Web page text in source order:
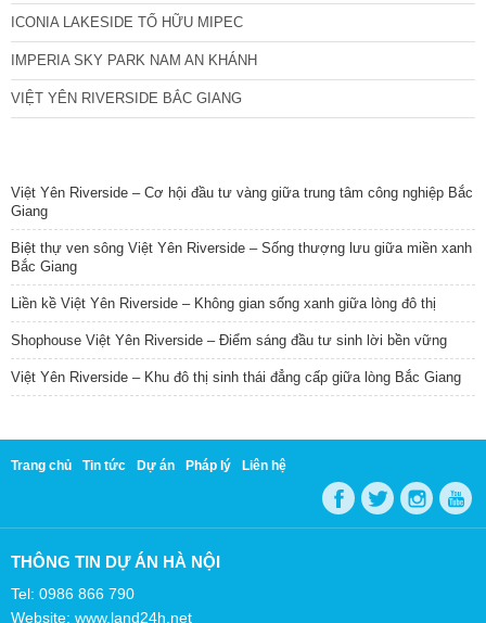
ICONIA LAKESIDE TỐ HỮU MIPEC
IMPERIA SKY PARK NAM AN KHÁNH
VIỆT YÊN RIVERSIDE BẮC GIANG
Việt Yên Riverside – Cơ hội đầu tư vàng giữa trung tâm công nghiệp Bắc
Giang
Biệt thự ven sông Việt Yên Riverside – Sống thượng lưu giữa miền xanh
Bắc Giang
Liền kề Việt Yên Riverside – Không gian sống xanh giữa lòng đô thị
Shophouse Việt Yên Riverside – Điểm sáng đầu tư sinh lời bền vững
Việt Yên Riverside – Khu đô thị sinh thái đẳng cấp giữa lòng Bắc Giang
Trang chủ Tin tức Dự án Pháp lý Liên hệ
THÔNG TIN DỰ ÁN HÀ NỘI
Tel: 0986 866 790
Website: www.land24h.net